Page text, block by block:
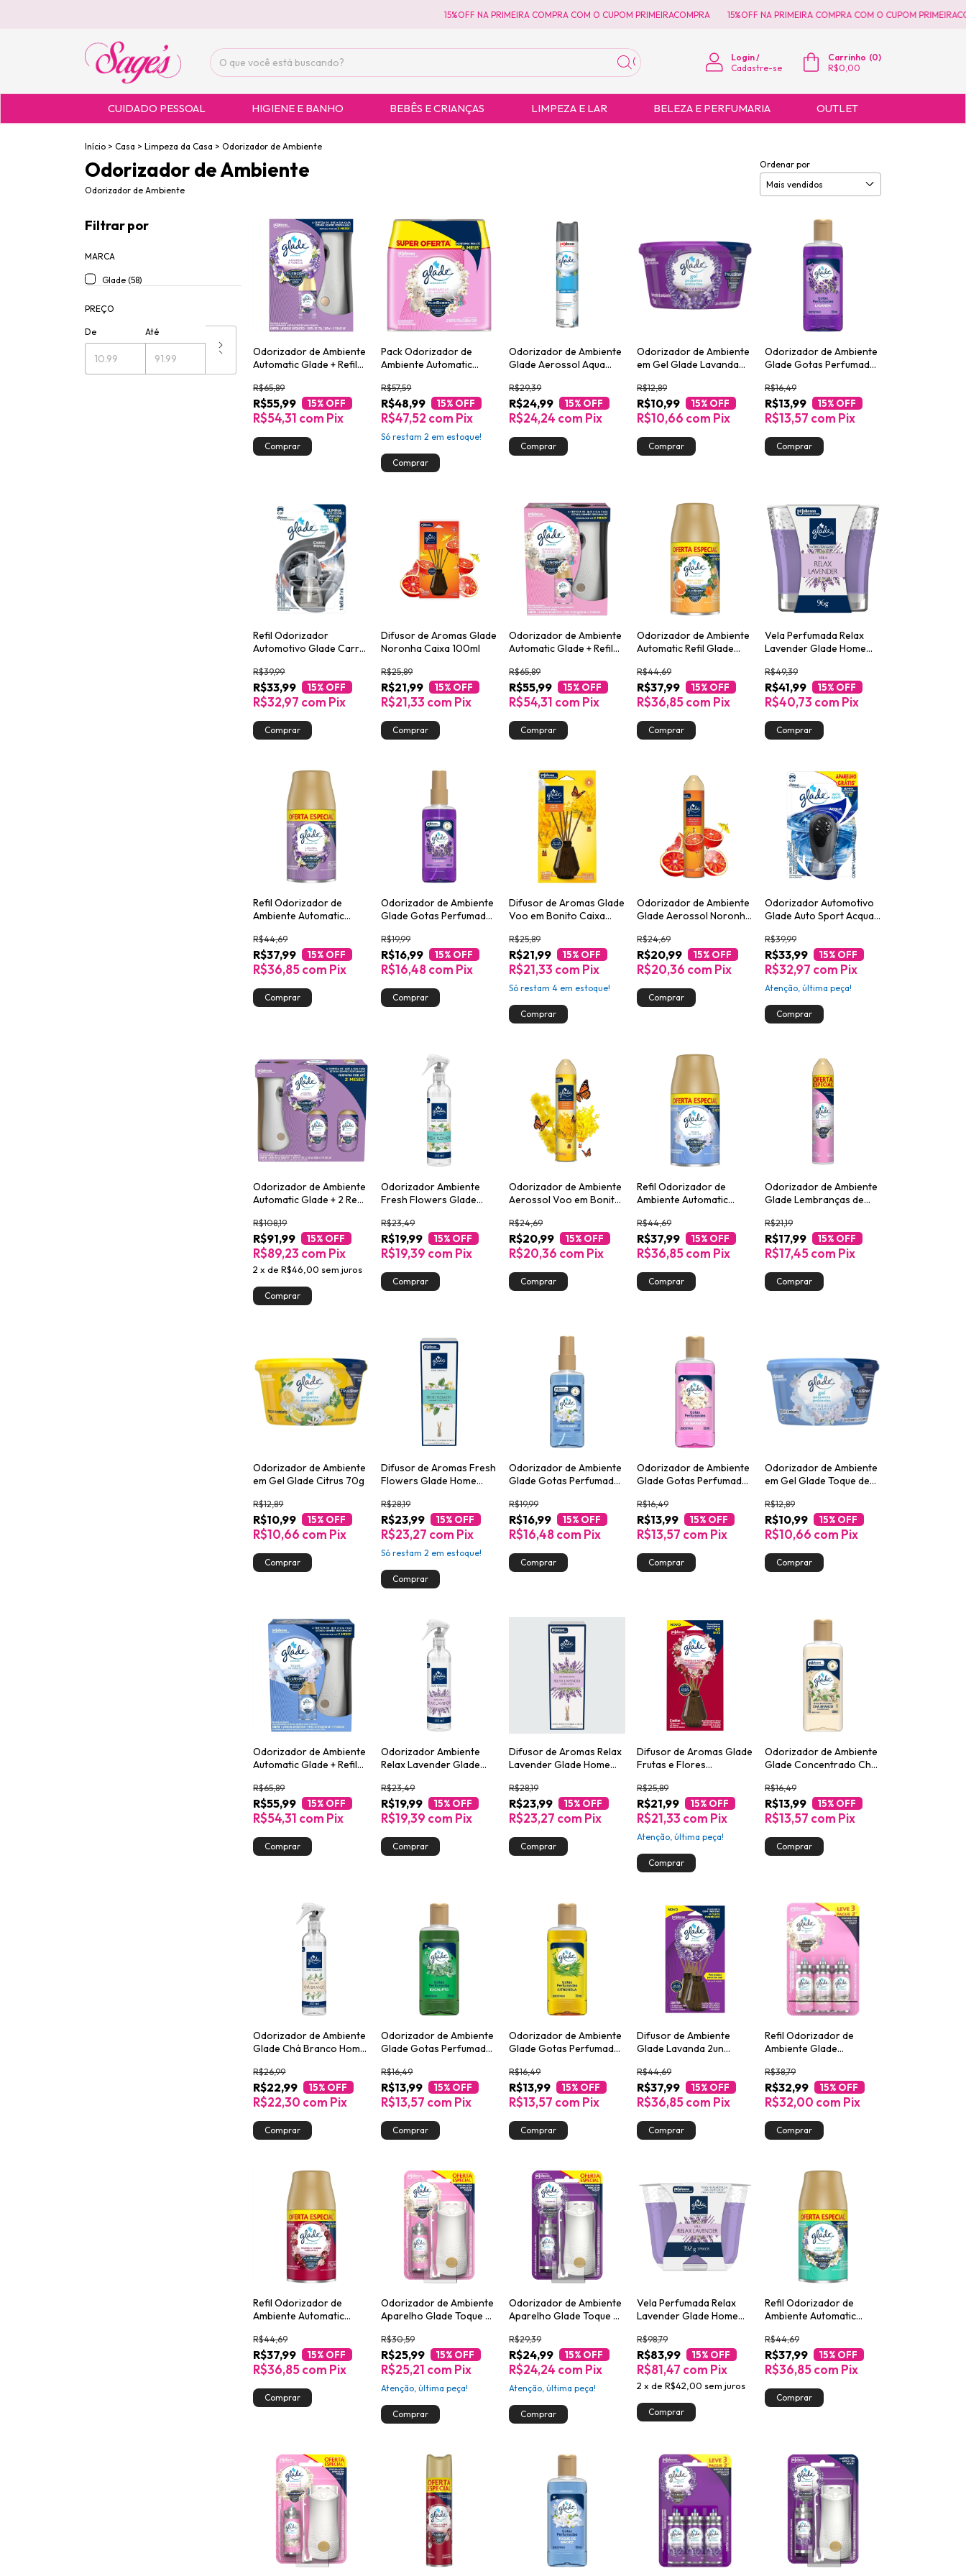
15%OFF NA PRIMEIRA COMPRA COM O CUPOM PRIMEIRACOMPRA 15%OFF NA PRIMEIRA COMPRA COM O CUPOM PRIMEIRACOMPRA
Login /
Cadastre-se
Carrinho (0)
R$0,00
CUIDADO PESSOAL HIGIENE E BANHO BEBÊS E CRIANÇAS LIMPEZA E LAR BELEZA E PERFUMARIA OUTLET
Início > Casa > Limpeza da Casa > Odorizador de Ambiente
Odorizador de Ambiente
Odorizador de Ambiente
Ordenar por
Filtrar por
MARCA
Glade (58)
PREÇO
De Até
Odorizador de Ambiente
Automatic Glade + Refil
R$55,99
R$65,89
15% OFF
R$54,31 com Pix
Pack Odorizador de
Ambiente Automatic
Infância com 2un de
260ml
R$48,99
R$57,59
15% OFF
R$47,52 com Pix
Só restam2 em estoque!
Odorizador de Ambiente
Glade Aerossol Aqua
R$24,99
R$29,39
15% OFF
R$24,24 com Pix
Odorizador de Ambiente
em Gel Glade Lavanda
R$10,99
R$12,89
15% OFF
R$10,66 com Pix
Odorizador de Ambiente
Glade Gotas Perfumadas
R$13,99
R$16,49
15% OFF
R$13,57 com Pix
Refil Odorizador
Automotivo Glade Carro
R$33,99
R$39,99
15% OFF
R$32,97 com Pix
Difusor de Aromas Glade
Noronha Caixa 100ml
R$21,99
R$25,89
15% OFF
R$21,33 com Pix
Odorizador de Ambiente
Automatic Glade + Refil
260ml
R$55,99
R$65,89
15% OFF
R$54,31 com Pix
Odorizador de Ambiente
Automatic Refil Glade
R$37,99
R$44,69
15% OFF
R$36,85com Pix
Vela Perfumada Relax
Lavender Glade Home
R$41,99
R$49,39
15% OFF
R$40,73 com Pix
Refil Odorizador de
Ambiente Automatic
260ml Oferta Especial
R$37,99
R$44,69
15% OFF
R$36,85com Pix
Odorizador de Ambiente
Glade Gotas Perfumadas
Perfumado Frasco 120ml
R$16,99
R$19,99
15% OFF
R$16,48com Pix
Difusor de Aromas Glade
Voo em Bonito Caixa
R$21,99
R$25,89
15% OFF
R$21,33 com Pix
Só restam4 em estoque!
Odorizador de Ambiente
Glade Aerossol Noronha
R$20,99
R$24,69
15% OFF
R$20,36 com Pix
Odorizador Automotivo
Glade Auto Sport Acqua
R$33,99
R$39,99
15% OFF
R$32,97 com Pix
Atenção, última peça!
Odorizador de Ambiente
Automatic Glade + 2 Refis
R$91,99
R$108,19
15% OFF
2 xdeR$46,00 sem juros
R$89,23 com Pix
Odorizador Ambiente
Fresh Flowers Glade
265ml
R$19,99
R$23,49
15% OFF
R$19,39 com Pix
Odorizador de Ambiente
Aerossol Voo em Bonito
Spray
R$20,99
R$24,69
15% OFF
R$20,36 com Pix
Refil Odorizador de
Ambiente Automatic
260ml Oferta Especial
R$37,99
R$44,69
15% OFF
R$36,85com Pix
Odorizador de Ambiente
Glade Lembranças de
Desconto
R$17,99
R$21,19
15% OFF
R$17,45com Pix
Odorizador de Ambiente
em Gel Glade Citrus 70g
R$10,99
R$12,89
15% OFF
R$10,66 com Pix
Difusor de Aromas Fresh
Flowers Glade Home
R$23,99
R$28,19
15% OFF
R$23,27 com Pix
Só restam2 em estoque!
Odorizador de Ambiente
Glade Gotas Perfumadas
Perfumado Frasco 120ml
R$16,99
R$19,99
15% OFF
R$16,48com Pix
Odorizador de Ambiente
Glade Gotas Perfumadas
Frasco 120ml
R$13,99
R$16,49
15% OFF
R$13,57 com Pix
Odorizador de Ambiente
em Gel Glade Toque de
R$10,99
R$12,89
15% OFF
R$10,66 com Pix
Odorizador de Ambiente
Automatic Glade + Refil
R$55,99
R$65,89
15% OFF
R$54,31 com Pix
Odorizador Ambiente
Relax Lavender Glade
265ml
R$19,99
R$23,49
15% OFF
R$19,39 com Pix
Difusor de Aromas Relax
Lavender Glade Home
R$23,99
R$28,19
15% OFF
R$23,27 com Pix
Difusor de Aromas Glade
Frutas e Flores
R$21,99
R$25,89
15% OFF
R$21,33 com Pix
Atenção, última peça!
Odorizador de Ambiente
Glade Concentrado Chá
Essenciais Gotas
Perfumadas 120ml
R$13,99
R$16,49
15% OFF
R$13,57 com Pix
Odorizador de Ambiente
Glade Chá Branco Home
Borrifador
R$22,99
R$26,99
15% OFF
R$22,30 com Pix
Odorizador de Ambiente
Glade Gotas Perfumadas
R$13,99
R$16,49
15% OFF
R$13,57 com Pix
Odorizador de Ambiente
Glade Gotas Perfumadas
R$13,99
R$16,49
15% OFF
R$13,57 com Pix
Difusor de Ambiente
Glade Lavanda 2un
R$37,99
R$44,69
15% OFF
R$36,85com Pix
Refil Odorizador de
Ambiente Glade
Toque de Frescor 12ml
Leve 3 Pague 2
R$32,99
R$38,79
15% OFF
R$32,00 com Pix
Refil Odorizador de
Ambiente Automatic
Vibrantes 260ml
R$37,99
R$44,69
15% OFF
R$36,85com Pix
Odorizador de Ambiente
Aparelho Glade Toque de
Lembranças de Infância
12ml
R$25,99
R$30,59
15% OFF
R$25,21 com Pix
Atenção, última peça!
Odorizador de Ambiente
Aparelho Glade Toque de
12ml Oferta Especial
R$24,99
R$29,39
15% OFF
R$24,24 com Pix
Atenção, última peça!
Vela Perfumada Relax
Lavender Glade Home
R$83,99
R$98,79
15% OFF
2 xdeR$42,00 sem juros
R$81,47 com Pix
Refil Odorizador de
Ambiente Automatic
260ml
R$37,99
R$44,69
15% OFF
R$36,85com Pix